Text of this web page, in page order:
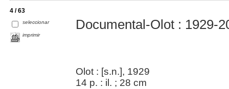
4 / 63
seleccionar
imprimir
Documental-Olot : 1929-
Olot : [s.n.], 1929
14 p. : il. ; 28 cm